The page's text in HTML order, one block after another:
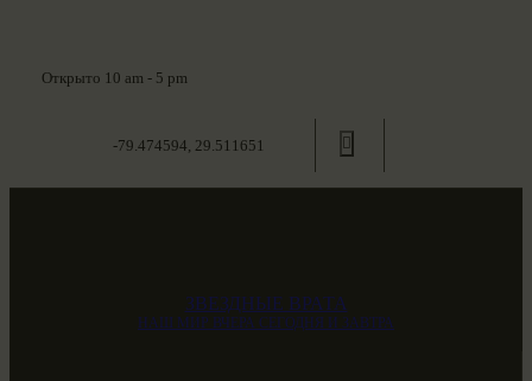
Открыто 10 am - 5 pm
-79.474594, 29.511651
ЗВЕЗДНЫЕ ВРАТА
НАШ МИР ВЧЕРА СЕГОДНЯ И ЗАВТРА